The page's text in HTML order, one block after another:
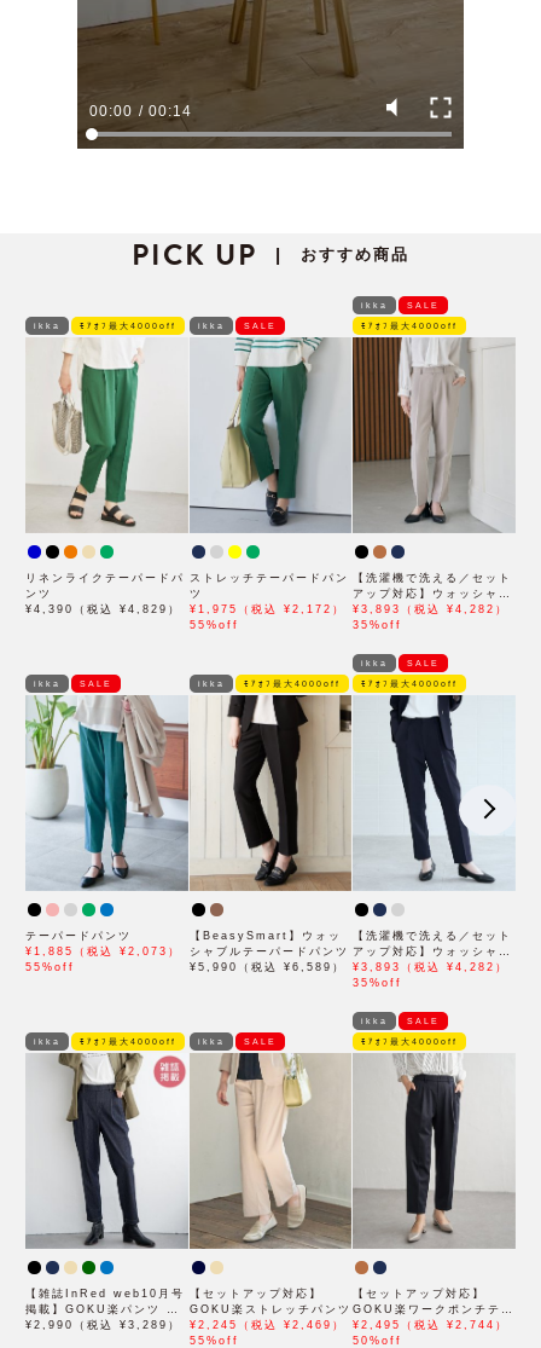
00:00 / 00:14
PICK UP | おすすめ商品
ikka ﾓｱｵﾌ最大4000off
リネンライクテーパードパ
ンツ
¥4,390（税込 ¥4,829）
ikka SALE
ストレッチテーパードパン
ツ
¥1,975（税込 ¥2,172）
55%off
ikka SALE
ﾓｱｵﾌ最大4000off
【洗濯機で洗える／セット
アップ対応】ウォッシャブ
ルテーパードパンツ
¥3,893（税込 ¥4,282）
35%off
ikka SALE
テーパードパンツ
¥1,885（税込 ¥2,073）
55%off
ikka ﾓｱｵﾌ最大4000off
【BeasySmart】ウォッ
シャブルテーパードパンツ
¥5,990（税込 ¥6,589）
ikka SALE
ﾓｱｵﾌ最大4000off
【洗濯機で洗える／セット
アップ対応】ウォッシャブ
ルテーパードパンツ
¥3,893（税込 ¥4,282）
35%off
ikka ﾓｱｵﾌ最大4000off
【雑誌InRed web10月号
掲載】GOKU楽パンツ ス
トレッチテーパード
¥2,990（税込 ¥3,289）
ikka SALE
【セットアップ対応】
GOKU楽ストレッチパンツ
¥2,245（税込 ¥2,469）
55%off
ikka SALE
ﾓｱｵﾌ最大4000off
【セットアップ対応】
GOKU楽ワークポンチテー
パードパンツ
¥2,495（税込 ¥2,744）
50%off